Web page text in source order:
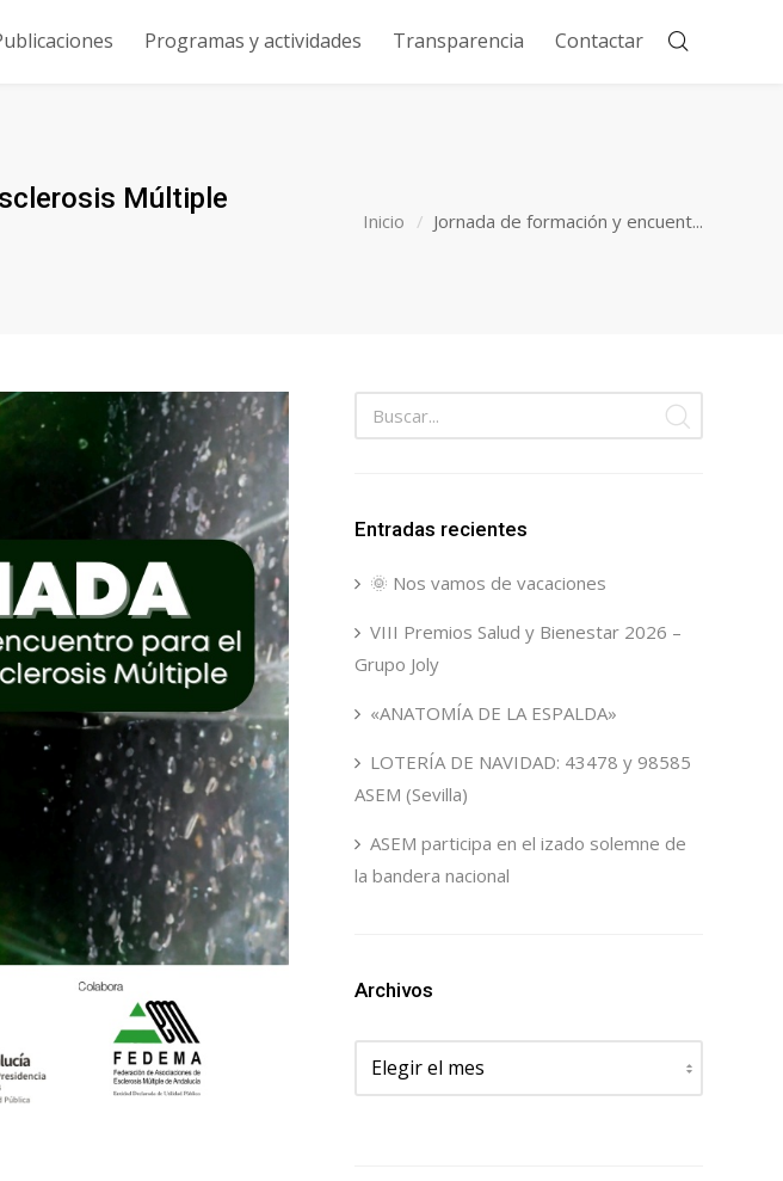
Programas y actividades Transparencia Contactar
Múltiple
Inicio Jornada de formación y encuent...
Entradas recientes
🌞 Nos vamos de vacaciones
VIII Premios Salud y Bienestar 2026 –
Grupo Joly
«ANATOMÍA DE LA ESPALDA»
LOTERÍA DE NAVIDAD: 43478 y 98585
ASEM (Sevilla)
ASEM participa en el izado solemne de
la bandera nacional
Archivos
Archivos